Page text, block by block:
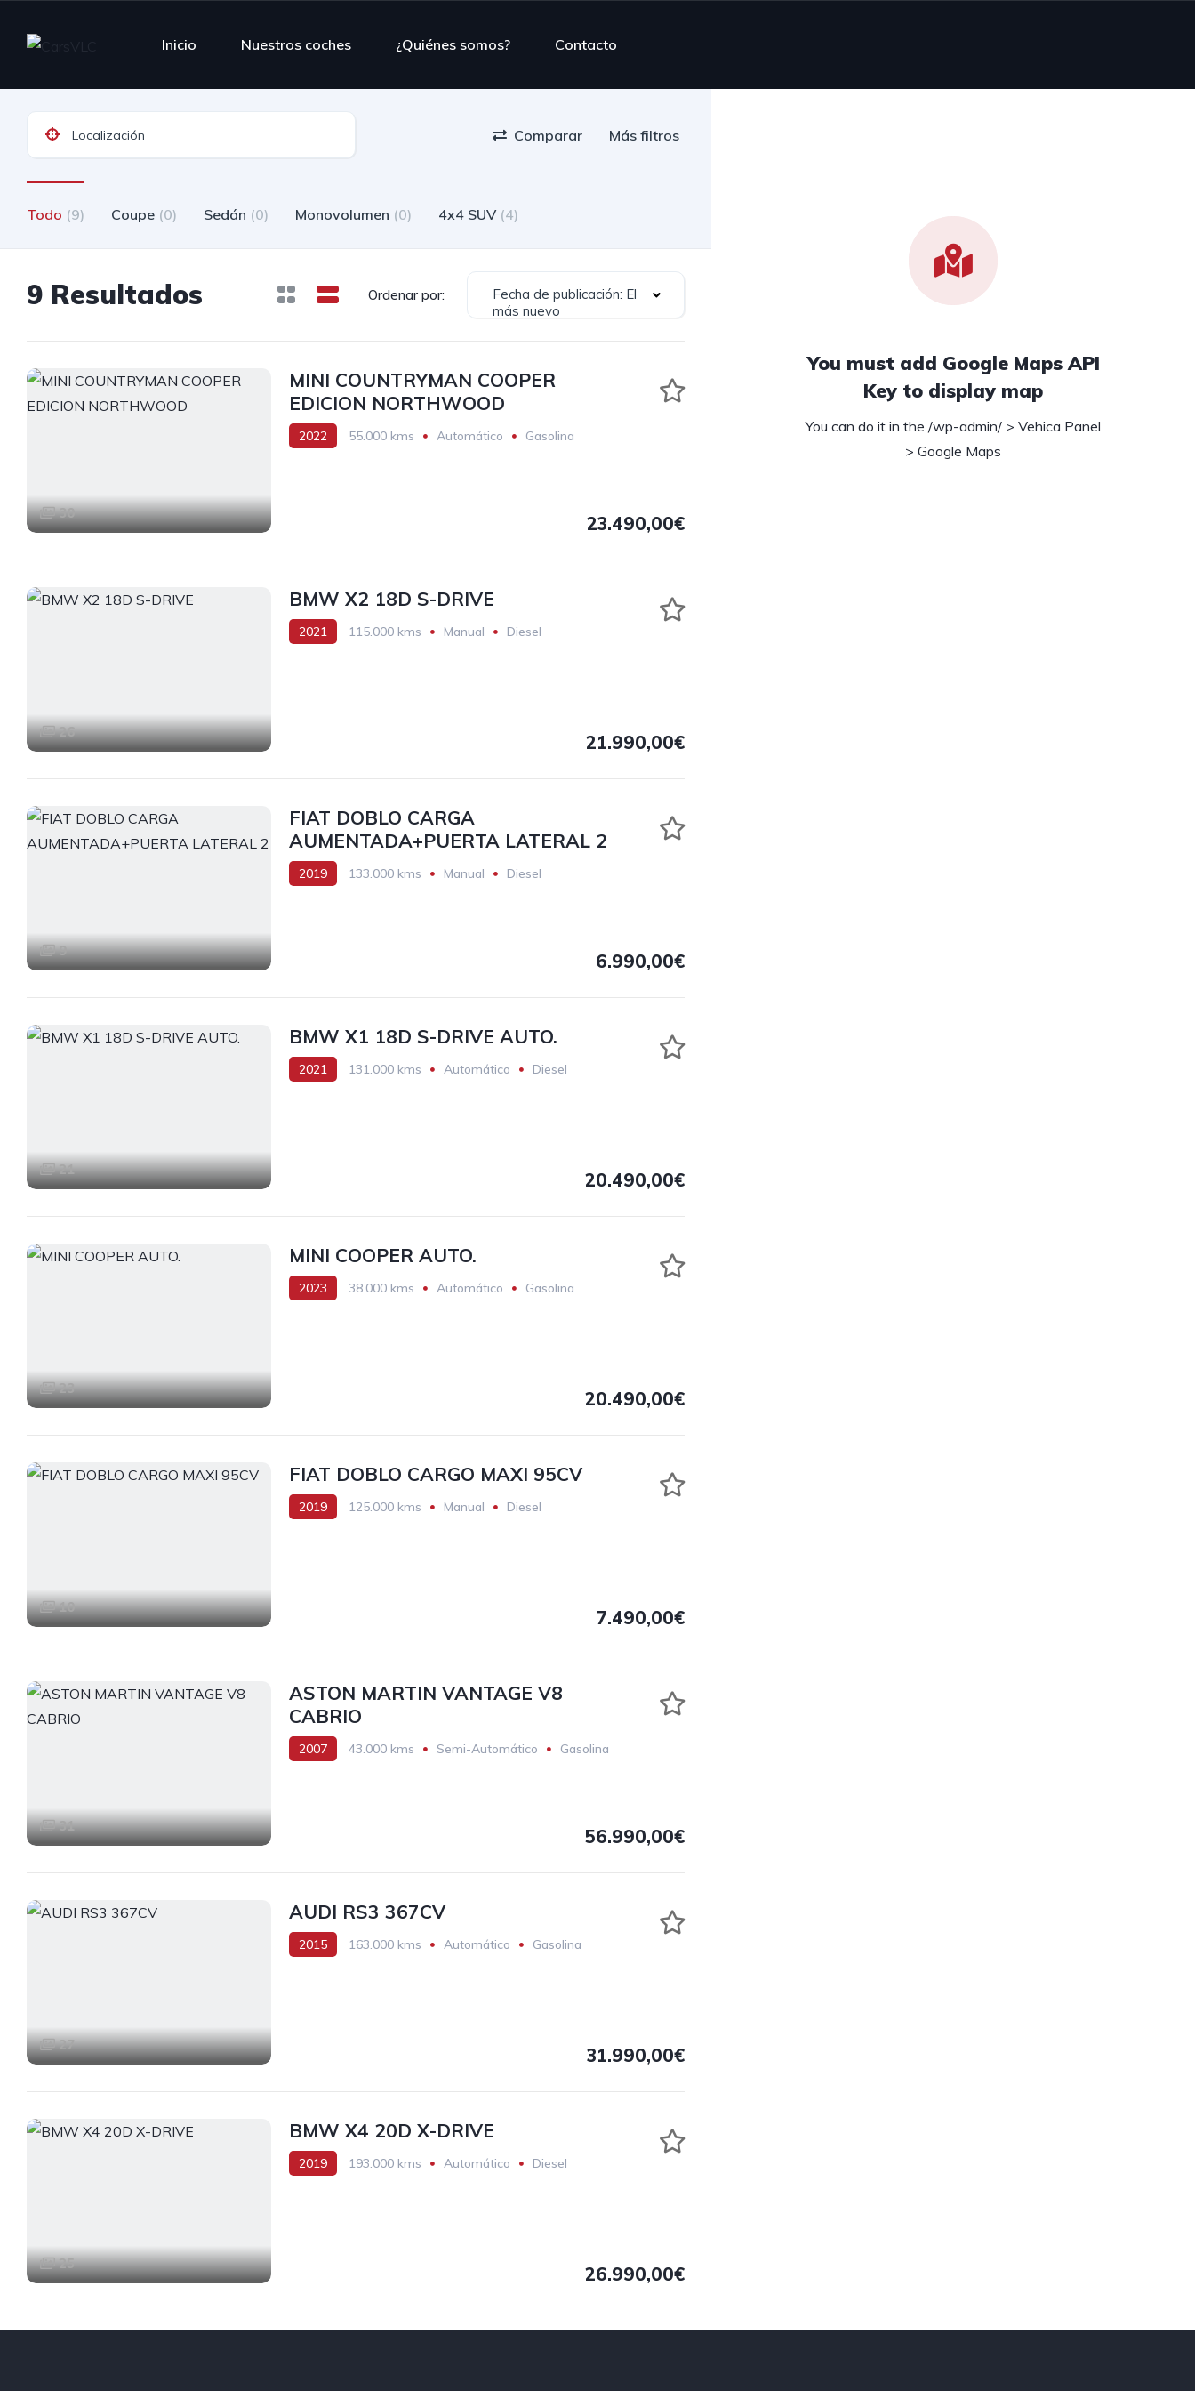
Inicio Nuestros coches ¿Quiénes somos? Contacto
Comparar Más filtros
Todo (9) Coupe (0) Sedán (0) Monovolumen (0) 4x4 SUV (4)
9 Resultados Ordenar por:
Fecha de publicación: El
más nuevo
30
MINI COUNTRYMAN COOPER
EDICION NORTHWOOD
2022 55.000 kms Automático
Gasolina
23.490,00€
26
BMW X2 18D S-DRIVE
2021 115.000 kms Manual
Diesel
21.990,00€
9
FIAT DOBLO CARGA
AUMENTADA+PUERTA LATERAL 2
2019 133.000 kms Manual
Diesel
6.990,00€
21
BMW X1 18D S-DRIVE AUTO.
2021 131.000 kms Automático
Diesel
20.490,00€
23
MINI COOPER AUTO.
2023 38.000 kms Automático
Gasolina
20.490,00€
10
FIAT DOBLO CARGO MAXI 95CV
2019 125.000 kms Manual
Diesel
7.490,00€
31
ASTON MARTIN VANTAGE V8
CABRIO
2007 43.000 kms Semi-Automático
Gasolina
56.990,00€
27
AUDI RS3 367CV
2015 163.000 kms Automático
Gasolina
31.990,00€
25
BMW X4 20D X-DRIVE
2019 193.000 kms Automático
Diesel
26.990,00€
You must add Google Maps API
Key to display map
You can do it in the /wp-admin/ > Vehica Panel
> Google Maps